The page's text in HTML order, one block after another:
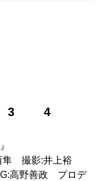
3 4
師、行政書士。早稲田大
子書籍製作にも関わる。
隼 撮影:井上裕
高野善政 プロデ